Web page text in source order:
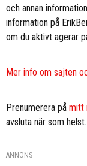
och annan
information på
om du aktivt agerar
Mer info om sajten
Prenumerera på mitt
avsluta när som helst.
ANNONS